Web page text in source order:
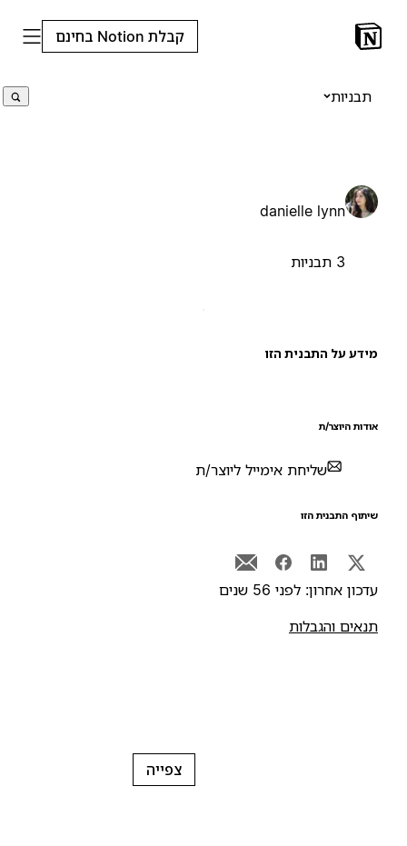
קבלת Notion בחינם
תבניות
danielle lynn
על התבנית הזו
היוצר/ת
שליחת אימייל ליוצר/ת
התבנית הזו
אחרון: לפני 56 שנים
והגבלות
צפייה